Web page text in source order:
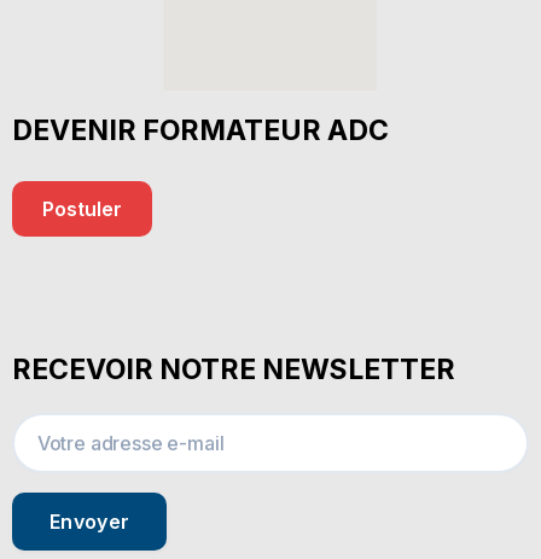
DEVENIR FORMATEUR ADC
Postuler
RECEVOIR NOTRE NEWSLETTER
Envoyer